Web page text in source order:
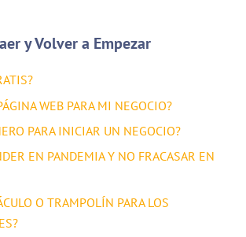
y Volver a Empezar
WEB PARA MI NEGOCIO?
PARA INICIAR UN NEGOCIO?
EN PANDEMIA Y NO FRACASAR EN
O TRAMPOLÍN PARA LOS